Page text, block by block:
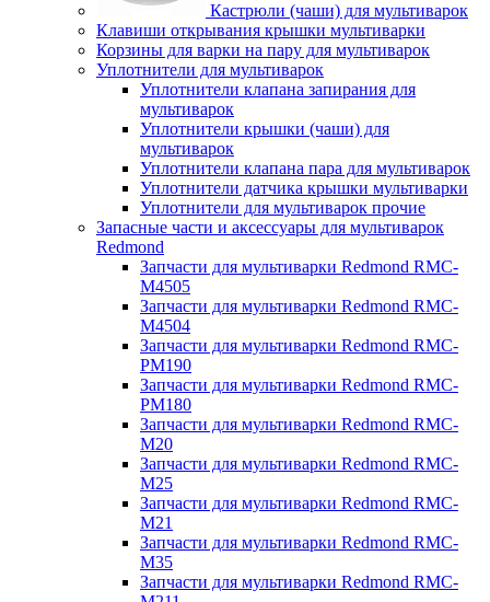
Кастрюли (чаши) для мультиварок
Клавиши открывания крышки мультиварки
Корзины для варки на пару для мультиварок
Уплотнители для мультиварок
Уплотнители клапана запирания для
мультиварок
Уплотнители крышки (чаши) для
мультиварок
Уплотнители клапана пара для мультиварок
Уплотнители датчика крышки мультиварки
Уплотнители для мультиварок прочие
Запасные части и аксессуары для мультиварок
Redmond
Запчасти для мультиварки Redmond RMC-
M4505
Запчасти для мультиварки Redmond RMC-
M4504
Запчасти для мультиварки Redmond RMC-
PM190
Запчасти для мультиварки Redmond RMC-
PM180
Запчасти для мультиварки Redmond RMC-
M20
Запчасти для мультиварки Redmond RMC-
M25
Запчасти для мультиварки Redmond RMC-
M21
Запчасти для мультиварки Redmond RMC-
M35
Запчасти для мультиварки Redmond RMC-